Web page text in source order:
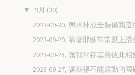
▼ 9月 (30)
2023-09-30, 懇求神成全裝備我
2023-09-29, 靠著耶穌常常獻上
2023-09-28, 讓我常存基督彼此
2023-09-27, 讓我得不能震動的